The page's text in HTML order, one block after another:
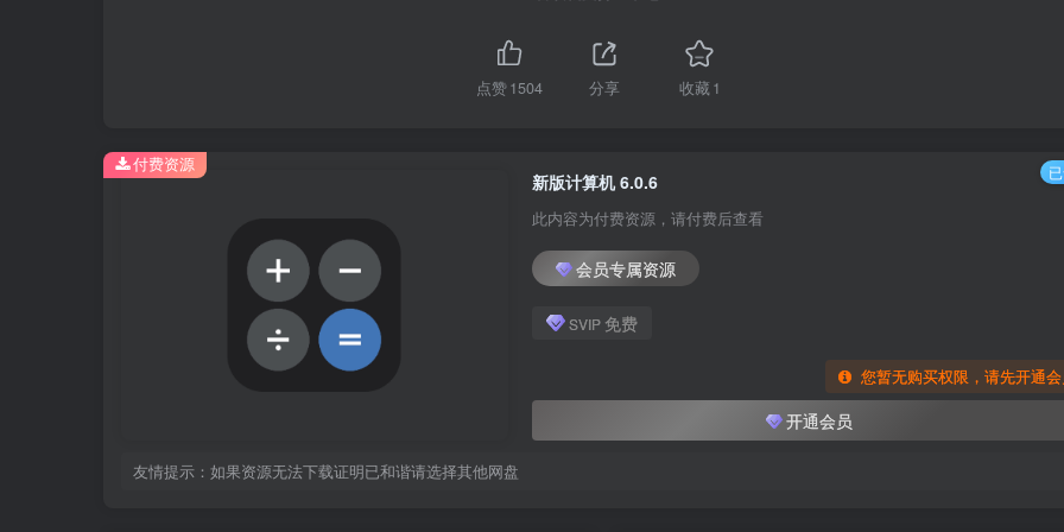
点赞1504 分享 收藏1
新版计算机 6.0.6
此内容为付费资源，请付费后查看
会员专属资源
SVIP 免费
您暂无购买权限，请先开通
开通会员
友情提示：如果资源无法下载证明已和谐请选择其他网盘
付费资源